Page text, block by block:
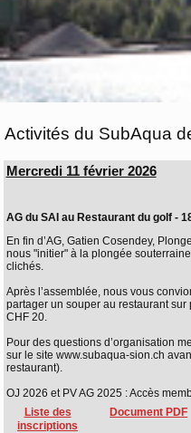
Activités du SubAqua
Mercredi 11 février 2026
AG du SAI au Restaurant du golf -
En fin d’AG, Gatien Cosendey,
nous "initier" à la plongée
clichés.
Après l’assemblée, nous vous
partager un souper au restaurant
CHF 20.
Pour des questions d’organisation
sur le site www.subaqua-sion.ch
restaurant).
OJ 2026 et PV AG 2025 : Accès
Liste des
inscriptions
Document PDF